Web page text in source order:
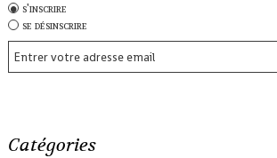
s'inscrire
se désinscrire
Catégories